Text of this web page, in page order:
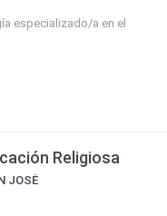
especializado/a en el
Religiosa
JOSÉ